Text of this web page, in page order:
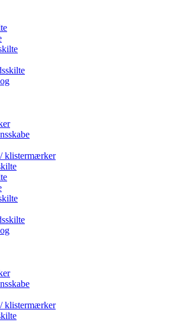
/ klistermærker
/ klistermærker